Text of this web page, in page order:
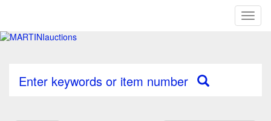
Enter keywords or item number